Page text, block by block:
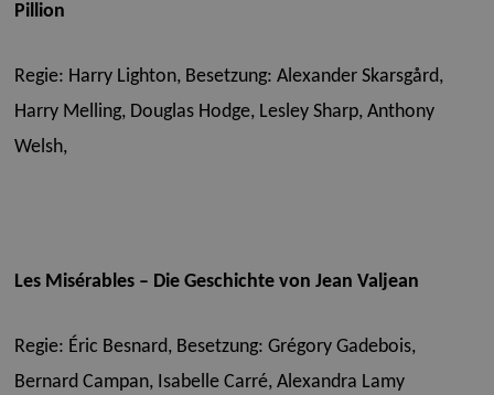
Pillion
Regie: Harry Lighton, Besetzung: Alexander Skarsgård,
Harry Melling, Douglas Hodge, Lesley Sharp, Anthony
Welsh,
Les Misérables – Die Geschichte von Jean Valjean
Regie: Éric Besnard, Besetzung: Grégory Gadebois,
Bernard Campan, Isabelle Carré, Alexandra Lamy